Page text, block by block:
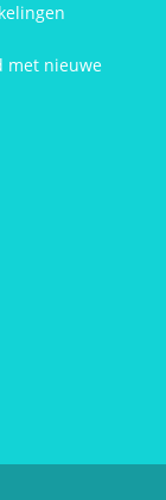
met nieuwe